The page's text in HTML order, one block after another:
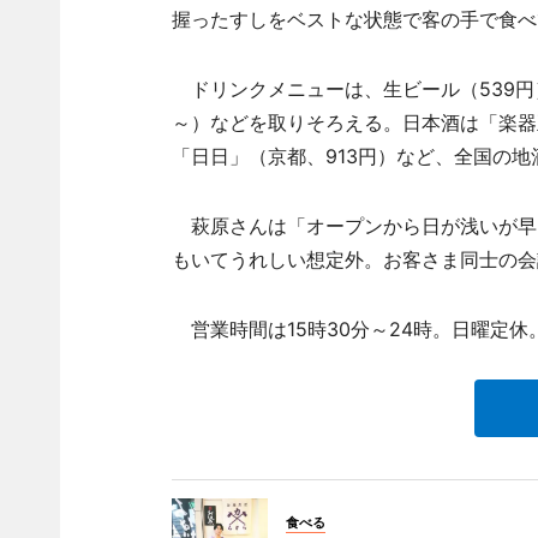
握ったすしをベストな状態で客の手で食
ドリンクメニューは、生ビール（539
～）などを取りそろえる。日本酒は「楽
「日日」（京都、913円）など、全国の
萩原さんは「オープンから日が浅いが
もいてうれしい想定外。お客さま同士の
営業時間は15時30分～24時。日曜定休
食べる